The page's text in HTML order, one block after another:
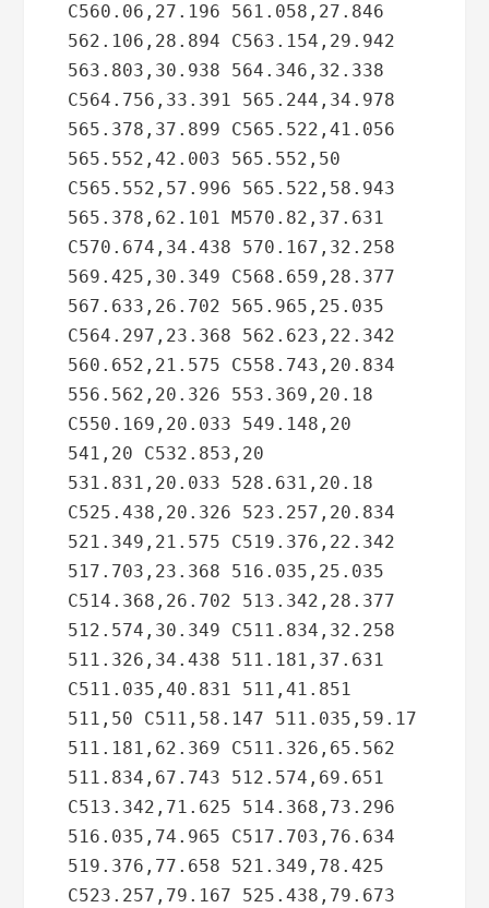
C560.06,27.196 561.058,27.846
562.106,28.894 C563.154,29.942
563.803,30.938 564.346,32.338
C564.756,33.391 565.244,34.978
565.378,37.899 C565.522,41.056
565.552,42.003 565.552,50
C565.552,57.996 565.522,58.943
565.378,62.101 M570.82,37.631
C570.674,34.438 570.167,32.258
569.425,30.349 C568.659,28.377
567.633,26.702 565.965,25.035
C564.297,23.368 562.623,22.342
560.652,21.575 C558.743,20.834
556.562,20.326 553.369,20.18
C550.169,20.033 549.148,20
541,20 C532.853,20
531.831,20.033 528.631,20.18
C525.438,20.326 523.257,20.834
521.349,21.575 C519.376,22.342
517.703,23.368 516.035,25.035
C514.368,26.702 513.342,28.377
512.574,30.349 C511.834,32.258
511.326,34.438 511.181,37.631
C511.035,40.831 511,41.851
511,50 C511,58.147 511.035,59.17
511.181,62.369 C511.326,65.562
511.834,67.743 512.574,69.651
C513.342,71.625 514.368,73.296
516.035,74.965 C517.703,76.634
519.376,77.658 521.349,78.425
C523.257,79.167 525.438,79.673